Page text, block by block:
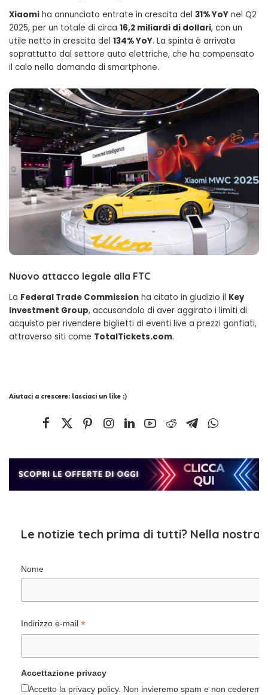
Xiaomi ha annunciato entrate in crescita del 31% YoY nel Q2
2025, per un totale di circa 16,2 miliardi di dollari, con un
utile netto in crescita del 134% YoY. La spinta è arrivata
soprattutto dal settore auto elettriche, che ha compensato
il calo nella domanda di smartphone.
Nuovo attacco legale alla FTC
La Federal Trade Commission ha citato in giudizio il Key
Investment Group, accusandolo di aver aggirato i limiti di
acquisto per rivendere biglietti di eventi live a prezzi gonfiati,
attraverso siti come TotalTickets.com.
Aiutaci a crescere: lasciaci un like :)
Le notizie tech prima di tutti? Nella nostra
Nome
Indirizzo e-mail *
Accettazione privacy
Accetto la privacy policy. Non invieremo spam e non